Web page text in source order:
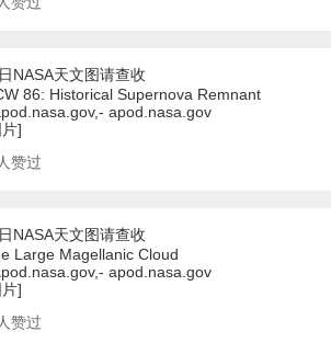
NASA天文图请查收
86: Historical Supernova Remnant
apod.nasa.gov
]
人赞过
NASA天文图请查收
Large Magellanic Cloud
apod.nasa.gov
]
人赞过